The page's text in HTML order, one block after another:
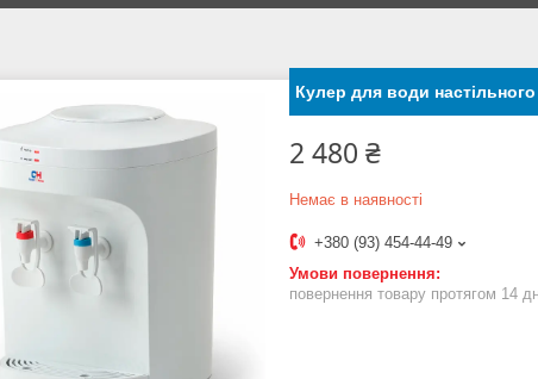
Кулер для води
2 480 ₴
Немає в наявності
+380 (93) 454-44-49
повернення товару протягом 14